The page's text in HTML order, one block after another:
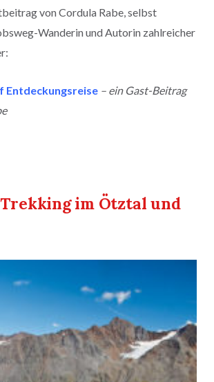
von Cordula Rabe, selbst
Wanderin und Autorin zahlreicher
Entdeckungsreise – ein Gast-Beitrag
im Ötztal und